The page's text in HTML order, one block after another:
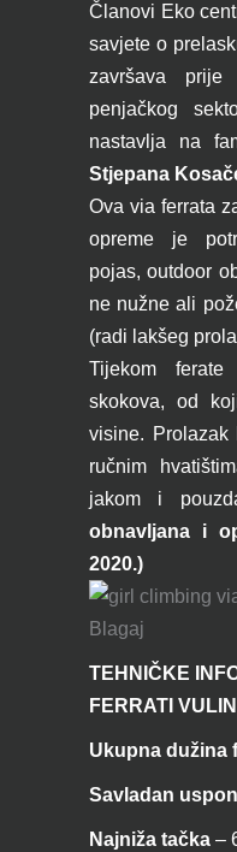
Članovi Eko
savjete o
završava
penjačkog
nastavlja na
Stjepana
Ova via ferrata
opreme je
pojas, outdoor
ne nužne ali
(radi lakšeg
Tijekom
skokova, od
visine. Prolazak
ručnim
jakom i
obnavljana i
2020.)
TEHNIČKE
FERRATI
Ukupna dužina
Savladan
Najniža tačka –